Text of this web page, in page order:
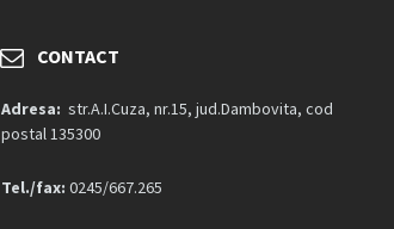
CONTACT
Adresa: str.A.I.Cuza, nr.15, jud.Dambovita, cod
postal 135300
Tel./fax: 0245/667.265